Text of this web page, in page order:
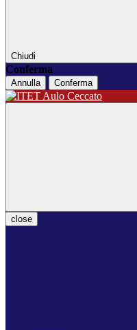
Chiudi
Conferma
Annulla Conferma
close